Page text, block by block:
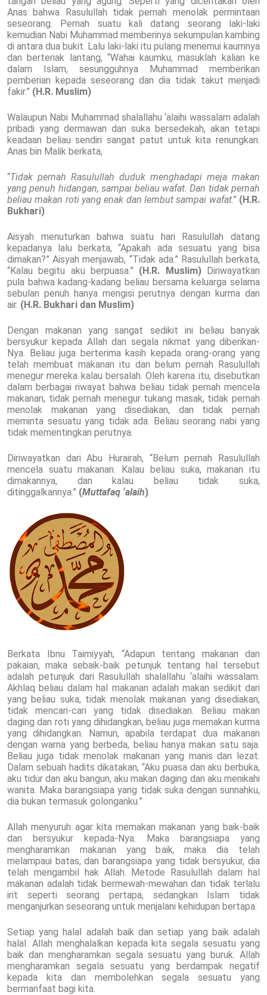
Anas bahwa Rasulullah tidak pernah menolak permintaan
seseorang. Pernah suatu kali datang seorang laki-laki
kemudian Nabi Muhammad memberinya sekumpulan kambing
di antara dua bukit. Lalu laki-laki itu pulang menemui kaumnya
dan berteriak lantang, “Wahai kaumku, masuklah kalian ke
dalam Islam, sesungguhnya Muhammad memberikan
pemberian kepada seseorang dan dia tidak takut menjadi
fakir.” (H.R. Muslim)
Walaupun Nabi Muhammad shalallahu ‘alaihi wassalam adalah
pribadi yang dermawan dan suka bersedekah, akan tetapi
keadaan beliau sendiri sangat patut untuk kita renungkan.
Anas bin Malik berkata,
“Tidak pernah Rasulullah duduk menghadapi meja makan
yang penuh hidangan, sampai beliau wafat. Dan tidak pernah
beliau makan roti yang enak dan lembut sampai wafat.” (H.R.
Bukhari)
Aisyah menuturkan bahwa suatu hari Rasulullah datang
kepadanya lalu berkata, “Apakah ada sesuatu yang bisa
dimakan?” Aisyah menjawab, “Tidak ada.” Rasulullah berkata,
“Kalau begitu aku berpuasa.” (H.R. Muslim)Diriwayatkan
pula bahwa kadang-kadang beliau bersama keluarga selama
sebulan penuh hanya mengisi perutnya dengan kurma dan
air. (H.R. Bukhari dan Muslim)
Dengan makanan yang sangat sedikit ini beliau banyak
bersyukur kepada Allah dan segala nikmat yang diberikan-
Nya. Beliau juga berterima kasih kepada orang-orang yang
telah membuat makanan itu dan belum pernah Rasulullah
menegur mereka kalau bersalah. Oleh karena itu, disebutkan
dalam berbagai riwayat bahwa beliau tidak pernah mencela
makanan, tidak pernah menegur tukang masak, tidak pernah
menolak makanan yang disediakan, dan tidak pernah
meminta sesuatu yang tidak ada. Beliau seorang nabi yang
tidak mementingkan perutnya.
Diriwayatkan dari Abu Hurairah, “Belum pernah Rasulullah
mencela suatu makanan. Kalau beliau suka, makanan itu
dimakannya, dan kalau beliau tidak suka,
ditinggalkannya.” (Muttafaq ‘alaih)
Berkata Ibnu Taimiyyah, “Adapun tentang makanan dan
pakaian, maka sebaik-baik petunjuk tentang hal tersebut
adalah petunjuk dari Rasulullah shalallahu ‘alaihi wassalam.
Akhlaq beliau dalam hal makanan adalah makan sedikit dari
yang beliau suka, tidak menolak makanan yang disediakan,
tidak mencari-cari yang tidak disediakan. Beliau makan
daging dan roti yang dihidangkan, beliau juga memakan kurma
yang dihidangkan. Namun, apabila terdapat dua makanan
dengan warna yang berbeda, beliau hanya makan satu saja.
Beliau juga tidak menolak makanan yang manis dan lezat.
Dalam sebuah hadits dikatakan, “Aku puasa dan aku berbuka,
aku tidur dan aku bangun, aku makan daging dan aku menikahi
wanita. Maka barangsiapa yang tidak suka dengan sunnahku,
dia bukan termasuk golonganku.”
Allah menyuruh agar kita memakan makanan yang baik-baik
dan bersyukur kepada-Nya. Maka barangsiapa yang
mengharamkan makanan yang baik, maka dia telah
melampaui batas, dan barangsiapa yang tidak bersyukur, dia
telah mengambil hak Allah. Metode Rasulullah dalam hal
makanan adalah tidak bermewah-mewahan dan tidak terlalu
irit seperti seorang pertapa, sedangkan Islam tidak
menganjurkan seseorang untuk menjalani kehidupan bertapa.
Setiap yang halal adalah baik dan setiap yang baik adalah
halal. Allah menghalalkan kepada kita segala sesuatu yang
baik dan mengharamkan segala sesuatu yang buruk. Allah
mengharamkan segala sesuatu yang berdampak negatif
kepada kita dan membolehkan segala sesuatu yang
bermanfaat bagi kita.